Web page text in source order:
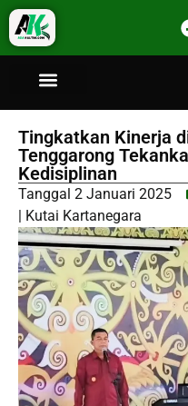
Tingkatkan Kinerja
Tenggarong
Kedisiplinan
Tanggal 2 Januari 2025
Kutai Kartanegara